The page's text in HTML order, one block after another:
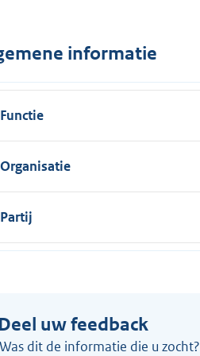
l
n
:
informatie
Functie
Organisatie
Partij
uw feedback
Was dit de informatie die u zocht?